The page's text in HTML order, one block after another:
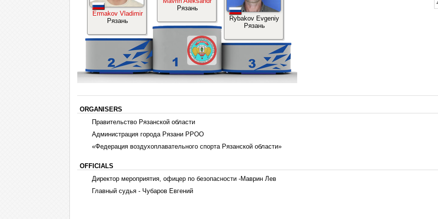
Рязань
Ermakov Vladimir
Рязань
Rybakov Evgeniy
Рязань
ORGANISERS
Правительство Рязанской области
Администрация города Рязани РРОО
«Федерация воздухоплавательного спорта Рязанской области»
OFFICIALS
Директор мероприятия, офицер по безопасности -Маврин Лев
Главный судья - Чубаров Евгений